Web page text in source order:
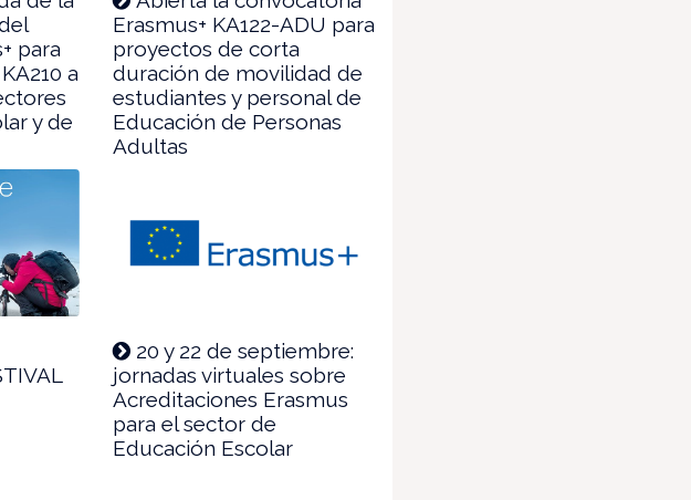
para
a
y de
Erasmus+ KA122-ADU para
proyectos de corta
duración de movilidad de
estudiantes y personal de
Educación de Personas
Adultas
20 y 22 de septiembre:
jornadas virtuales sobre
Acreditaciones Erasmus
para el sector de
Educación Escolar